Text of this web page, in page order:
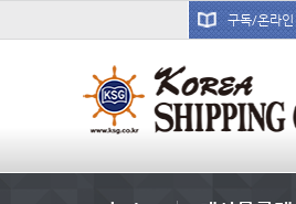
구독/온라인